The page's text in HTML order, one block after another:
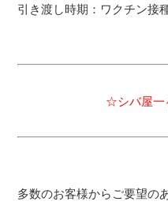
引き渡し時期：ワクチン接
☆シバ屋一
多数のお客様からご要望の